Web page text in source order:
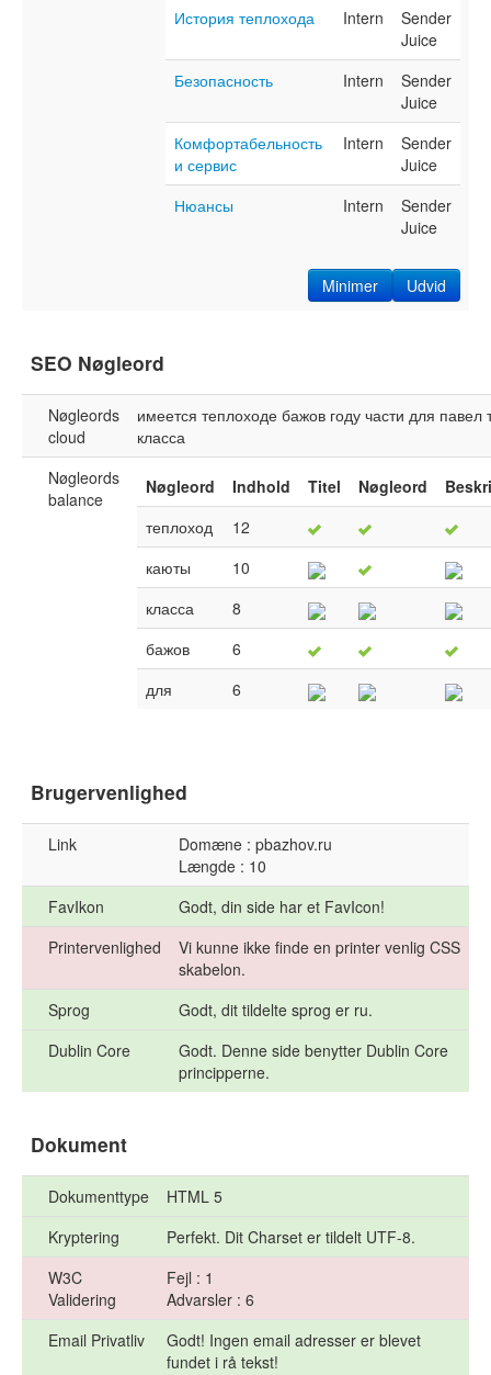
История теплохода Intern
Sender
Juice
Безопасность
Intern
Sender
Juice
Комфортабельность
и сервис
Intern
Sender
Juice
Нюансы
Intern
Sender
Juice
Udvid
Minimer
SEO Nøgleord
Nøgleords
cloud
имеется теплоходе бажов году части для павел
класса
Nøgleords
balance
Nøgleord Indhold Titel Nøgleord
теплоход
12
каюты
10
класса
8
бажов
6
для
6
Brugervenlighed
Link
Domæne : pbazhov.ru
Længde : 10
FavIkon
Godt, din side har et FavIcon!
Printervenlighed
Vi kunne ikke finde en printer venlig CSS
skabelon.
Sprog
Godt, dit tildelte sprog er ru.
Dublin Core
Godt. Denne side benytter Dublin Core
principperne.
Dokument
Dokumenttype
HTML 5
Kryptering
Perfekt. Dit Charset er tildelt UTF-8.
W3C
Validering
Fejl : 1
Advarsler : 6
Email Privatliv
Godt! Ingen email adresser er blevet
fundet i rå tekst!